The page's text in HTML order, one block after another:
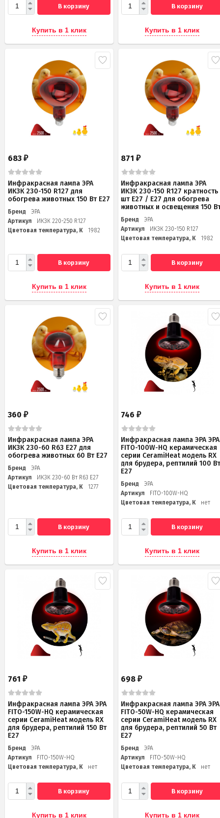
В корзину
Купить в 1 клик
В корзину
Купить в 1 клик
683 ₽
Инфракрасная лампа ЭРА
ИКЗК 230-150 R127 для
обогрева животных 150 Вт Е27
Бренд
ЭРА
Артикул
ИКЗК 220-250 R127
Цветовая температура, К
1982
В корзину
Купить в 1 клик
871₽
Инфракрасная лампа ЭРА
ИКЗК 230-150 R127 кратность
шт Е27 / E27 для обогрева
животных и освещения 150
Бренд
ЭРА
Артикул
ИКЗК 230-150 R127
Цветовая температура, К
1982
В корзину
Купить в 1 клик
360 ₽
Инфракрасная лампа ЭРА
ИКЗК 230-60 R63 Е27 для
обогрева животных 60 Вт Е27
Бренд
ЭРА
Артикул
ИКЗК 230-60 Вт R63 Е27
Цветовая температура, К
1277
В корзину
Купить в 1 клик
746₽
Инфракрасная лампа ЭРА ЭРА
FITO-100W-НQ керамическая
серии CeramiHeat модель RX
для брудера, рептилий 100
Е27
Бренд
ЭРА
Артикул
FITO-100W-НQ
Цветовая температура, К
нет
В корзину
Купить в 1 клик
761 ₽
Инфракрасная лампа ЭРА ЭРА
FITO-150W-НQ керамическая
серии CeramiHeat модель RX
для брудера, рептилий 150 Вт
Е27
Бренд
ЭРА
Артикул
FITO-150W-НQ
Цветовая температура, К
нет
В корзину
Купить в 1 клик
698₽
Инфракрасная лампа ЭРА ЭРА
FITO-50W-НQ керамическая
серии CeramiHeat модель RX
для брудера, рептилий 50 Вт
Е27
Бренд
ЭРА
Артикул
FITO-50W-НQ
Цветовая температура, К
нет
В корзину
Купить в 1 клик